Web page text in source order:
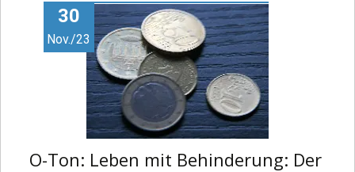
Video30
Nov./23
O-Ton: Leben mit Behinderung: Der